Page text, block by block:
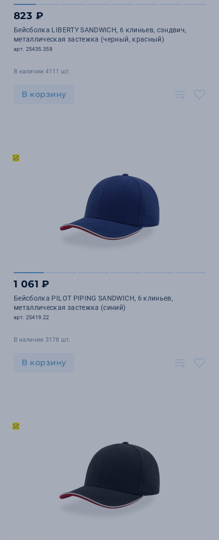
823 ₽
Бейсболка LIBERTY SANDWICH, 6 клиньев, сэндвич,
металлическая застежка (черный, красный)
арт. 25435.358
В наличии 4111 шт.
В корзину
1 061 ₽
Бейсболка PILOT PIPING SANDWICH, 6 клиньев,
металлическая застежка (синий)
арт. 25419.22
В наличии 3178 шт.
В корзину